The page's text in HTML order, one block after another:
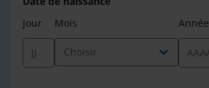
Jour
Mois
Choisir expand_more
Année